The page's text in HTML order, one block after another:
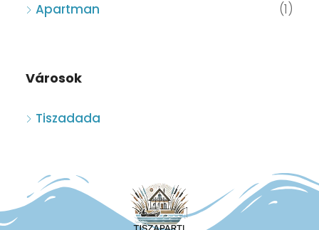
Apartman
(1)
Városok
Tiszadada